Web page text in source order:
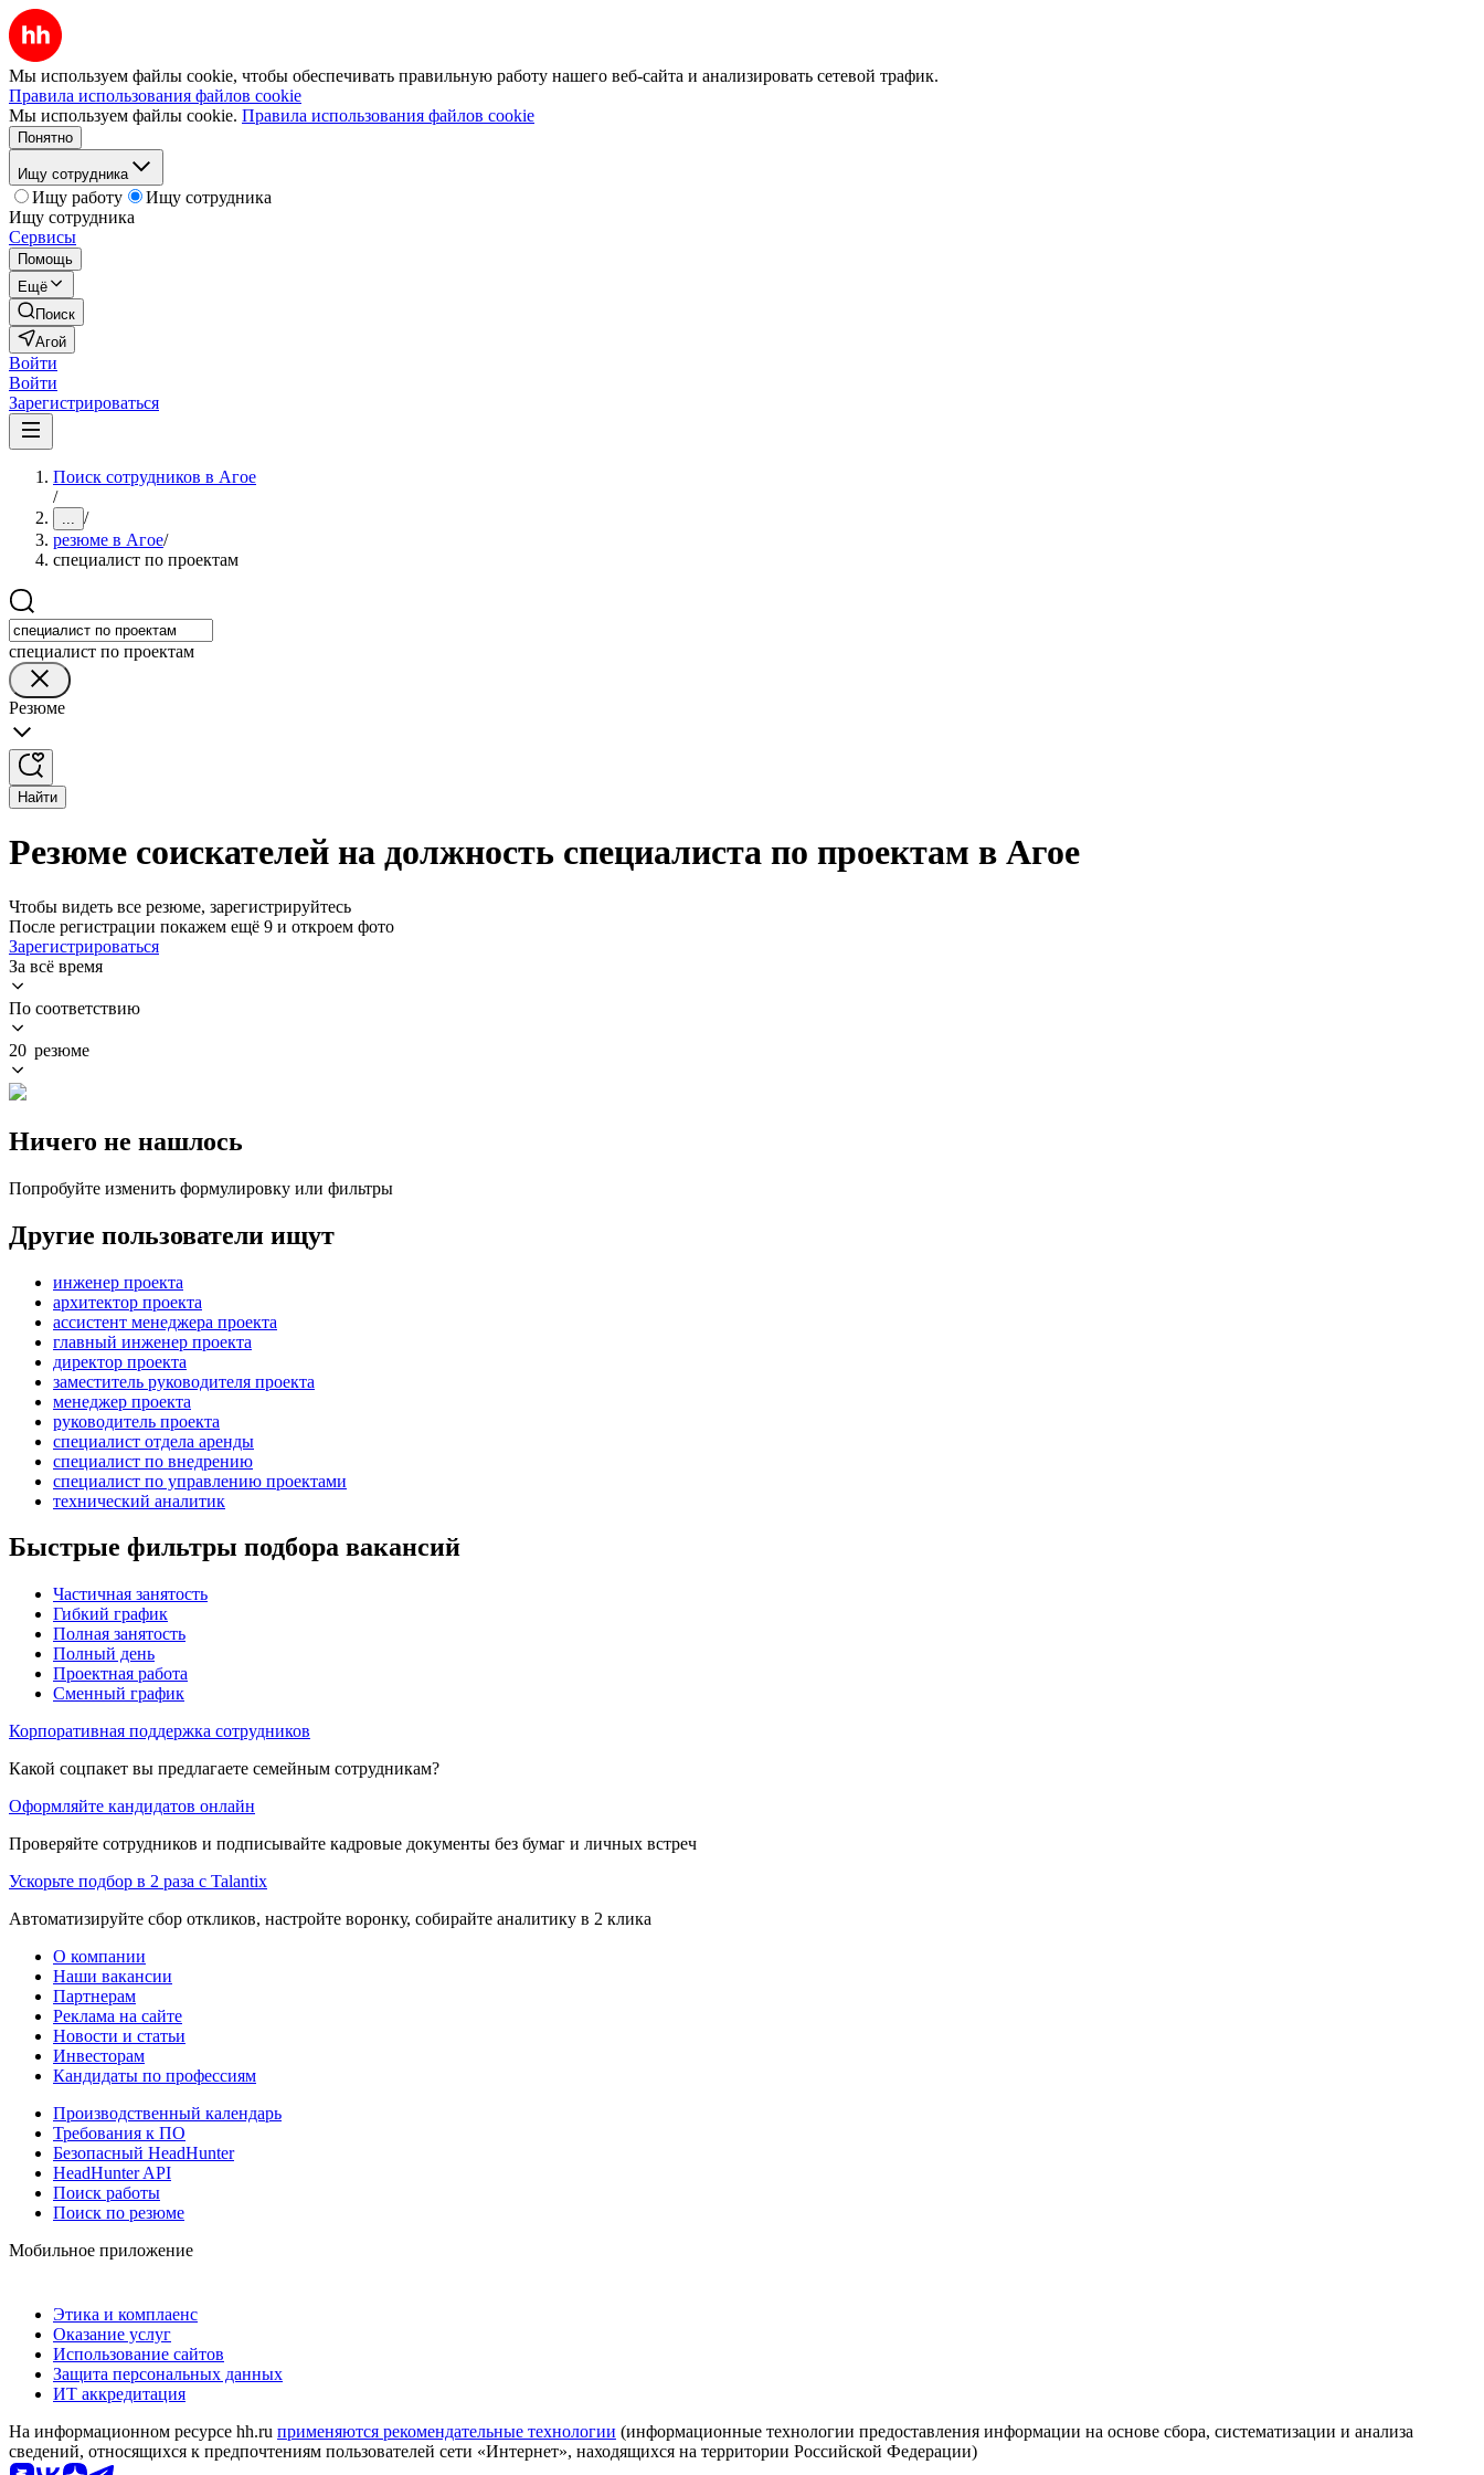
Мы используем файлы cookie, чтобы обеспечивать правильную работу нашего веб-сайта и анализировать сетевой трафик.
Правила использования файлов cookie
Мы используем файлы cookie. Правила использования файлов cookie
Понятно
Ищу сотрудника
Ищу работу
Ищу сотрудника
Ищу сотрудника
Сервисы
Помощь
Ещё
Поиск
Агой
Войти
Войти
Зарегистрироваться
Поиск сотрудников в Агое
/
... /
резюме в Агое/
специалист по проектам
специалист по проектам
Резюме
Найти
Резюме соискателей на должность специалиста по проектам в Агое
Чтобы видеть все резюме, зарегистрируйтесь
После регистрации покажем ещё 9 и откроем фото
Зарегистрироваться
За всё время
По соответствию
20 резюме
Ничего не нашлось
Попробуйте изменить формулировку или фильтры
Другие пользователи ищут
инженер проекта
архитектор проекта
ассистент менеджера проекта
главный инженер проекта
директор проекта
заместитель руководителя проекта
менеджер проекта
руководитель проекта
специалист отдела аренды
специалист по внедрению
специалист по управлению проектами
технический аналитик
Быстрые фильтры подбора вакансий
Частичная занятость
Гибкий график
Полная занятость
Полный день
Проектная работа
Сменный график
Корпоративная поддержка сотрудников
Какой соцпакет вы предлагаете семейным сотрудникам?
Оформляйте кандидатов онлайн
Проверяйте сотрудников и подписывайте кадровые документы без бумаг и личных встреч
Ускорьте подбор в 2 раза с Talantix
Автоматизируйте сбор откликов, настройте воронку, собирайте аналитику в 2 клика
О компании
Наши вакансии
Партнерам
Реклама на сайте
Новости и статьи
Инвесторам
Кандидаты по профессиям
Производственный календарь
Требования к ПО
Безопасный HeadHunter
HeadHunter API
Поиск работы
Поиск по резюме
Мобильное приложение
Этика и комплаенс
Оказание услуг
Использование сайтов
Защита персональных данных
ИТ аккредитация
На информационном ресурсе hh.ru применяются рекомендательные технологии (информационные технологии предоставления информации на основе сбора, систематизации и анализа
сведений, относящихся к предпочтениям пользователей сети «Интернет», находящихся на территории Российской Федерации)